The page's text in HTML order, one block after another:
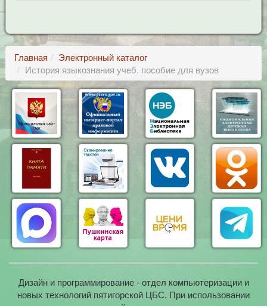
Главная
Электронный каталог
История языкознания учеб. пособие для вузов
Дизайн и программирование - отдел компьютеризации и
новых технологий пятигорской ЦБС. При использовании